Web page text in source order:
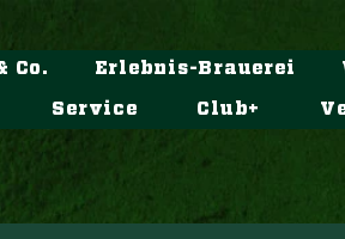
Co. Erlebnis-Brauerei
Service Club+